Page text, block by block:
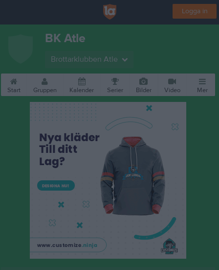
Logga in
BK Atle
Brottarklubben Atle
Start Gruppen Kalender Serier Bilder Video Mer